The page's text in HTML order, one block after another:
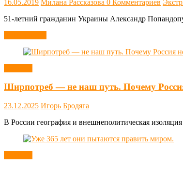
16.05.2019 Милана Рассказова 0 Комментариев
51-летний гражданин Украины Александр
Ширпотреб — не наш путь. Почему
23.12.2025 Игорь Бродяга
В России география и внешнеполитическая